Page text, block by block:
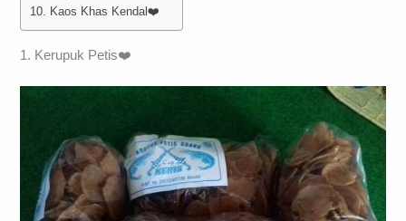
10. Kaos Khas Kendal❤️
1. Kerupuk Petis❤️